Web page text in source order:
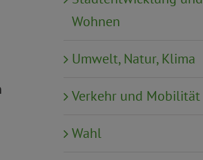
Wohnen
Umwelt, Natur, Klima
Verkehr und Mobilität
Wahl